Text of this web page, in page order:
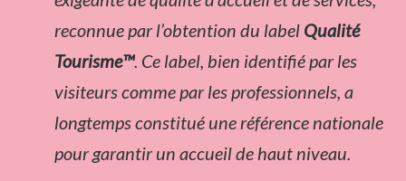
reconnue par l’obtention du label Qualité
Tourisme™. Ce label, bien identifié par les
visiteurs comme par les professionnels, a
longtemps constitué une référence nationale
pour garantir un accueil de haut niveau.